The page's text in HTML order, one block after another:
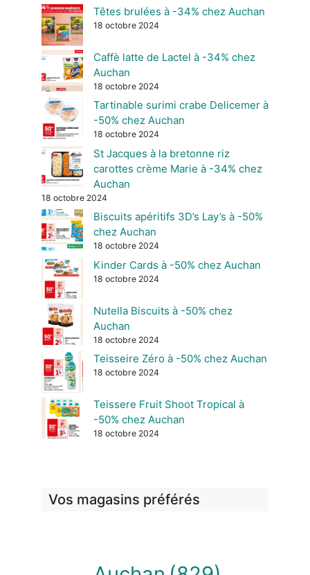
Têtes brulées à -34% chez Auchan
18 octobre 2024
Caffè latte de Lactel à -34% chez
Auchan
18 octobre 2024
Tartinable surimi crabe Delicemer à
-50% chez Auchan
18 octobre 2024
St Jacques à la bretonne riz
carottes crème Marie à -34% chez
Auchan
18 octobre 2024
Biscuits apéritifs 3D’s Lay’s à -50%
chez Auchan
18 octobre 2024
Kinder Cards à -50% chez Auchan
18 octobre 2024
Nutella Biscuits à -50% chez
Auchan
18 octobre 2024
Teisseire Zéro à -50% chez Auchan
18 octobre 2024
Teissere Fruit Shoot Tropical à
-50% chez Auchan
18 octobre 2024
Vos magasins préférés